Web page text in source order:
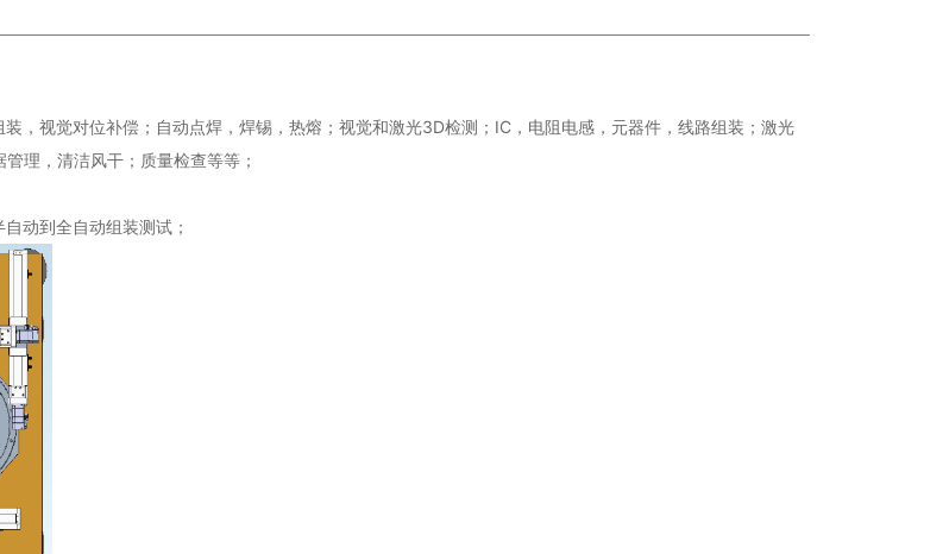
，视觉对位补偿；自动点焊，焊锡，热熔；视觉和激光3D检测；IC，电阻电感，元器件，线路组装；激光
理，清洁风干；质量检查等等；
动到全自动组装测试；